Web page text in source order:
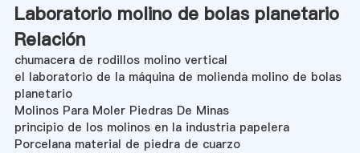
Laboratorio molino de bolas planetario
Relación
chumacera de rodillos molino vertical
el laboratorio de la máquina de molienda molino de bolas
planetario
Molinos Para Moler Piedras De Minas
principio de los molinos en la industria papelera
Porcelana material de piedra de cuarzo